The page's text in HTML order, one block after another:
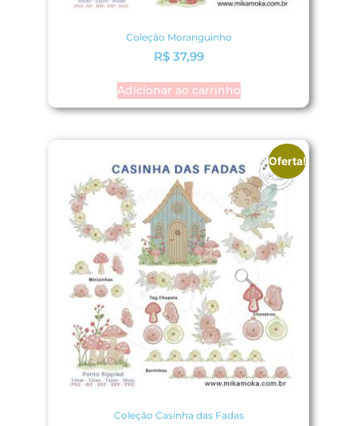
Coleção Moranguinho
R$37,99
Adicionar ao carrinho
Oferta!
Coleção Casinha das Fadas